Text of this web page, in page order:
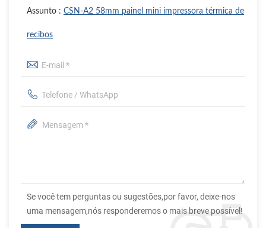
Assunto : CSN-A2 58mm painel mini impressora térmica de
recibos
Se você tem perguntas ou sugestões,por favor, deixe-nos
uma mensagem,nós responderemos o mais breve possível!